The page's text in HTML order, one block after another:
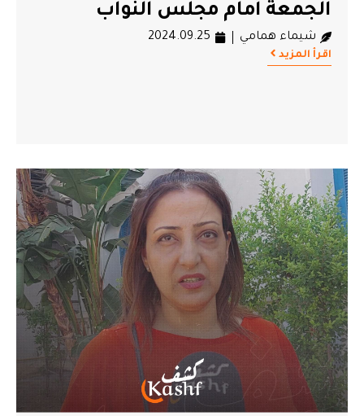
الجمعة أمام مجلس النواب
شيماء همامي 2024.09.25
اقرأ المزيد